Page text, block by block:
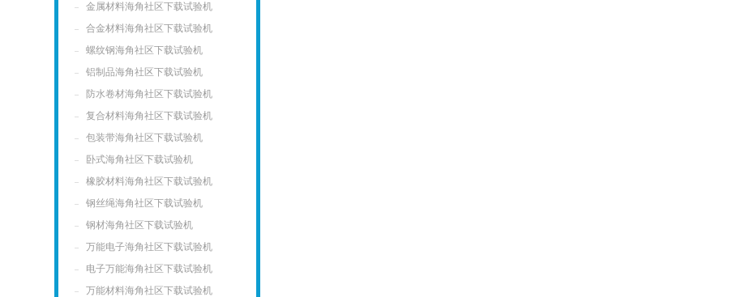
金属材料海角社区下载试验机
合金材料海角社区下载试验机
螺纹钢海角社区下载试验机
铝制品海角社区下载试验机
防水卷材海角社区下载试验机
复合材料海角社区下载试验机
包装带海角社区下载试验机
卧式海角社区下载试验机
橡胶材料海角社区下载试验机
钢丝绳海角社区下载试验机
钢材海角社区下载试验机
万能电子海角社区下载试验机
电子万能海角社区下载试验机
万能材料海角社区下载试验机